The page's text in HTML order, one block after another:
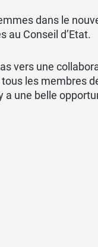
dans le
au Conseil d’Etat.
vers une
les membres
une belle